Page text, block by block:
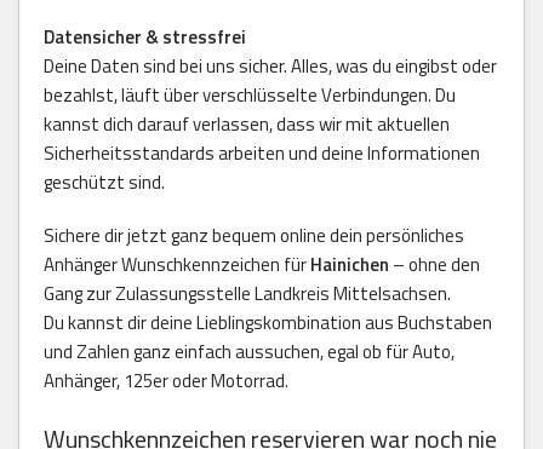
Datensicher & stressfrei
Deine Daten sind bei uns sicher. Alles, was du eingibst oder
bezahlst, läuft über verschlüsselte Verbindungen. Du
kannst dich darauf verlassen, dass wir mit aktuellen
Sicherheitsstandards arbeiten und deine Informationen
geschützt sind.
Sichere dir jetzt ganz bequem online dein persönliches
Anhänger Wunschkennzeichen fürHainichen – ohne den
Gang zur Zulassungsstelle Landkreis Mittelsachsen.
Du kannst dir deine Lieblingskombination aus Buchstaben
und Zahlen ganz einfach aussuchen, egal ob für Auto,
Anhänger, 125er oder Motorrad.
Wunschkennzeichen reservieren war noch nie